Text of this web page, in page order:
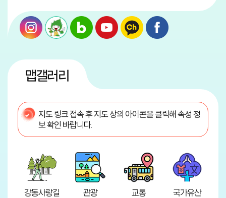
맵갤러리
지도 링크 접속 후 지도 상의 아이콘을 클릭해 속성 정
보 확인 바랍니다.
강동사랑길 관광 교통 국가유산